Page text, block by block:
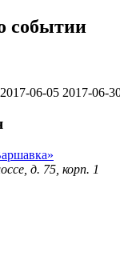
событии
2017-06-05 2017-06-
д. 75, корп. 1